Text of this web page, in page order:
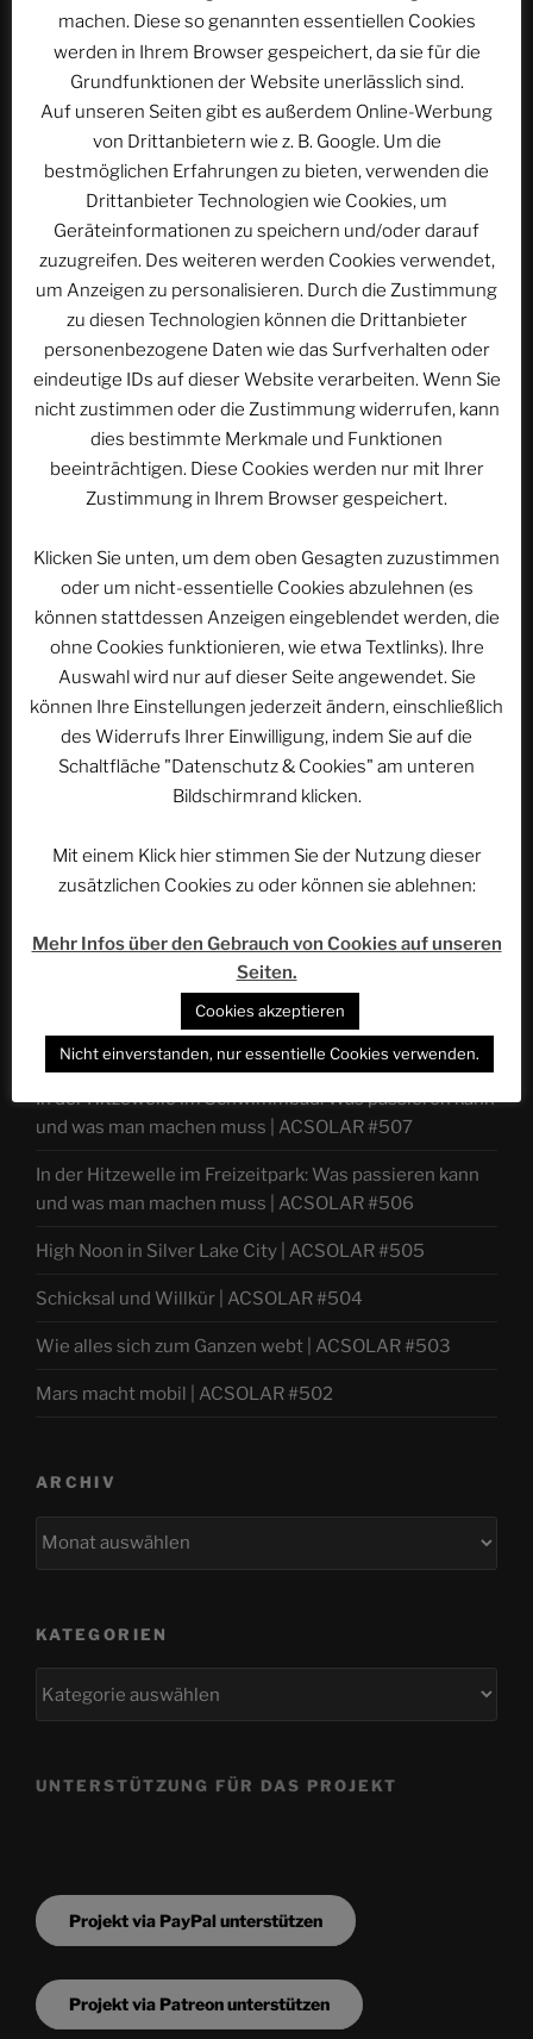
Beitragsnavigation
Vorheriger
Beitrag
ZURÜCK
ACSOLAR #268: Aus den FFD-Logbüchern, Teil
14 | Dive Master
Nächster
Beitrag
WEITER
ACSOLAR #270: Aus den FFD-Logbüchern, Teil 16 |
Am Ende zurück nach Horka
WEBSEITE DURCHSUCHEN
Suchen
Werbung
NEUESTE EPISODEN
Bonn: Die Quartierfrage ist offen | ACSOLAR #508
In der Hitzewelle im Schwimmbad: Was passieren kann
und was man machen muss | ACSOLAR #507
In der Hitzewelle im Freizeitpark: Was passieren kann
und was man machen muss | ACSOLAR #506
High Noon in Silver Lake City | ACSOLAR #505
Schicksal und Willkür | ACSOLAR #504
Wie alles sich zum Ganzen webt | ACSOLAR #503
Mars macht mobil | ACSOLAR #502
ARCHIV
KATEGORIEN
UNTERSTÜTZUNG FÜR DAS PROJEKT
Projekt via PayPal unterstützen
Projekt via Patreon unterstützen
machen. Diese so genannten essentiellen Cookies
werden in Ihrem Browser gespeichert, da sie für die
Grundfunktionen der Website unerlässlich sind.
Auf unseren Seiten gibt es außerdem Online-Werbung
von Drittanbietern wie z. B. Google. Um die
bestmöglichen Erfahrungen zu bieten, verwenden die
Drittanbieter Technologien wie Cookies, um
Geräteinformationen zu speichern und/oder darauf
zuzugreifen. Des weiteren werden Cookies verwendet,
um Anzeigen zu personalisieren. Durch die Zustimmung
zu diesen Technologien können die Drittanbieter
personenbezogene Daten wie das Surfverhalten oder
eindeutige IDs auf dieser Website verarbeiten. Wenn Sie
nicht zustimmen oder die Zustimmung widerrufen, kann
dies bestimmte Merkmale und Funktionen
beeinträchtigen. Diese Cookies werden nur mit Ihrer
Zustimmung in Ihrem Browser gespeichert.
Klicken Sie unten, um dem oben Gesagten zuzustimmen
oder um nicht-essentielle Cookies abzulehnen (es
können stattdessen Anzeigen eingeblendet werden, die
ohne Cookies funktionieren, wie etwa Textlinks). Ihre
Auswahl wird nur auf dieser Seite angewendet. Sie
können Ihre Einstellungen jederzeit ändern, einschließlich
des Widerrufs Ihrer Einwilligung, indem Sie auf die
Schaltfläche "Datenschutz & Cookies" am unteren
Bildschirmrand klicken.
Mit einem Klick hier stimmen Sie der Nutzung dieser
zusätzlichen Cookies zu oder können sie ablehnen:
Mehr Infos über den Gebrauch von Cookies auf unseren
Seiten.
Cookies akzeptieren
Nicht einverstanden, nur essentielle Cookies verwenden.